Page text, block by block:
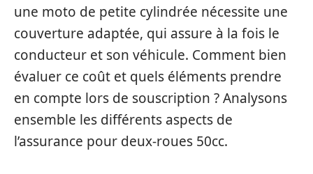
une moto de petite cylindrée nécessite une
couverture adaptée, qui assure à la fois le
conducteur et son véhicule. Comment bien
évaluer ce coût et quels éléments prendre
en compte lors de souscription ? Analysons
ensemble les différents aspects de
l’assurance pour deux-roues 50cc.